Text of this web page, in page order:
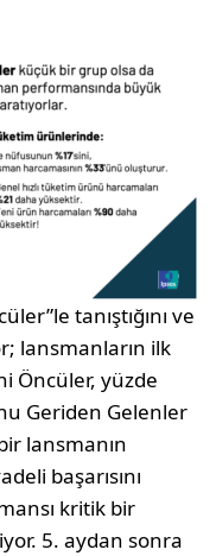
tanıştığını ve
lansmanların ilk
Öncüler, yüzde
Geriden Gelenler
lansmanın
başarısını
kritik bir
5. aydan sonra